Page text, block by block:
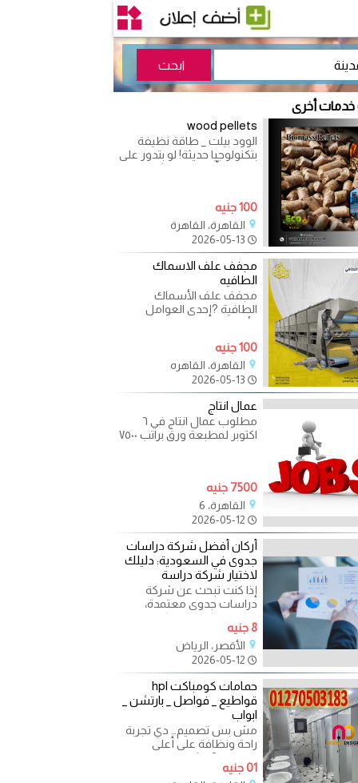
خدمات أخرى
wood pellets
الوود بيلت _ طاقة نظيفة
بتكنولوجيا حديثة! لو بتدور على
وقود يوفّرلك قوة تشغيل
100 جنيه
القاهرة، القاهرة
2026-05-13
مجفف علف الاسماك
الطافيه
مجفف علف الأسماك
الطافية ?إحدى العوامل
الأساسية فى خط إنتاج العلف
تجفيف
100 جنيه
القاهرة، القاهره
2026-05-13
عمال انتاج
مطلوب عمال انتاج في ٦
اكتوبر لمطبعة ورق براتب ٧٥٠٠
7500 جنيه
القاهرة، 6
2026-05-12
أركان أفضل شركة دراسات
جدوى في السعودية: دليلك
لاختيار شركة دراسة
إذا كنت تبحث عن شركة
دراسات جدوى معتمدة،
قادرة على تحويل فكرتك إلى
مشروع قابل للنمو، ومقبول
لدى
8 جنيه
الأقصر، الرياض
2026-05-12
حمامات كومباكت hpl
قواطيع _ فواصل _ بارتشن _
ابواب
مش بس تصميم… دي تجربة
راحة ونظافة على أعلى
مستوى ? قسّمنا المساحة
باحتراف، واستخدمنا خامات
01 جنيه